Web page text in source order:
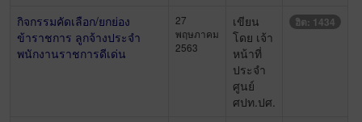
กิจกรรมคัดเลือก/ยกย่อง
ข้าราชการ ลูกจ้างประจำ
พนักงานราชการดีเด่น
27
พฤษภาคม
2563
เขียน
โดย เจ้า
หน้าที่
ประจำ
ศูนย์
ศปท.ปศ.
ฮิต: 1434